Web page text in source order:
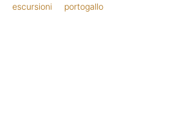
escursioni portogallo